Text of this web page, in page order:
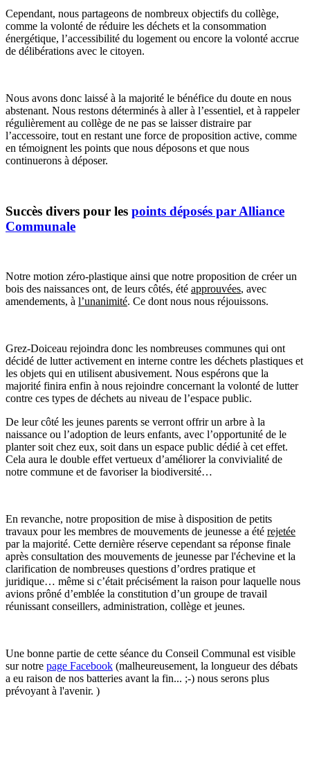
Cependant, nous partageons de nombreux objectifs du collège,
comme la volonté de réduire les déchets et la consommation
énergétique, l’accessibilité du logement ou encore la volonté accrue
de délibérations avec le citoyen.
Nous avons donc laissé à la majorité le bénéfice du doute en nous
abstenant. Nous restons déterminés à allerà l’essentiel, et à rappeler
régulièrement au collège de ne pas se laisser distraire par
l’accessoire, tout en restant une force de proposition active, comme
en témoignent les points que nous déposons et que nous
continuerons à déposer.
Succès divers pour les points déposés par Alliance
Communale
Notre motion zéro-plastique ainsi que notre proposition de créer un
bois des naissances ont, de leurs côtés, été approuvées, avec
amendements, à l’unanimité. Ce dont nous nous réjouissons.
Grez-Doiceau rejoindra donc les nombreuses communes qui ont
décidé de lutter activement en interne contre les déchets plastiques et
les objets qui en utilisent abusivement. Nous espérons que la
majorité finira enfin à nous rejoindre concernant la volonté de lutter
contre ces types de déchets au niveau de l’espace public.
De leur côté les jeunes parents se verront offrir un arbre à la
naissance ou l’adoption de leurs enfants, avec l’opportunité de le
planter soit chez eux, soit dans un espace public dédié à cet effet.
Cela aura le double effet vertueux d’améliorer la convivialité de
notre commune et de favoriser la biodiversité…
En revanche, notre proposition de mise à disposition de petits
travaux pour les membres de mouvements de jeunesse a été rejetée
par la majorité. Cette dernière réserve cependant sa réponse finale
après consultation des mouvements de jeunesse par l'échevine et la
clarification de nombreuses questions d’ordres pratique et
juridique… même si c’était précisément la raison pour laquelle nous
avions prôné d’emblée la constitution d’un groupe de travail
réunissant conseillers, administration, collège et jeunes.
Une bonne partie de cette séance du Conseil Communal est visible
sur notre page Facebook (malheureusement, la longueur des débats
a eu raison de nos batteries avant la fin... ;-) nous serons plus
prévoyant à l'avenir. )